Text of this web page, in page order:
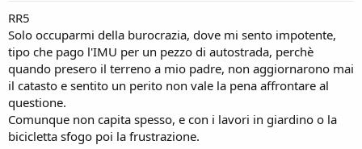
RR5
Solo occuparmi della burocrazia, dove mi sento impotente,
tipo che pago l'IMU per un pezzo di autostrada, perchè
quando presero il terreno a mio padre, non aggiornarono mai
il catasto e sentito un perito non vale la pena affrontare al
questione.
Comunque non capita spesso, e con i lavori in giardino o la
bicicletta sfogo poi la frustrazione.